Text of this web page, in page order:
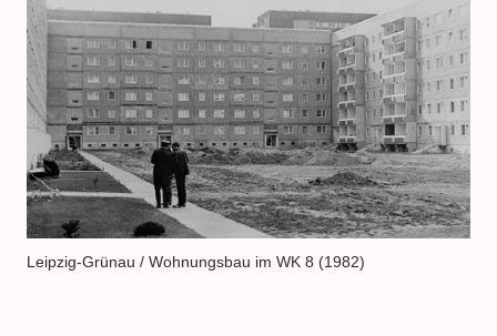
Leipzig-Grünau / Wohnungsbau im WK 8 (1982)